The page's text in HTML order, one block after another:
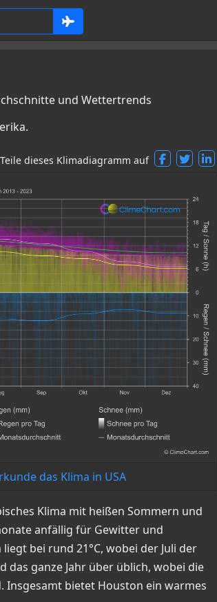
und Wettertrends
Teile dieses Klimadiagramm auf
das Klima in USA
Klima mit heißen Sommern und
anfällig für Gewitter und
bei rund 21°C, wobei der Juli der
das ganze Jahr über üblich, wobei die
Insgesamt bietet Houston ein warmes